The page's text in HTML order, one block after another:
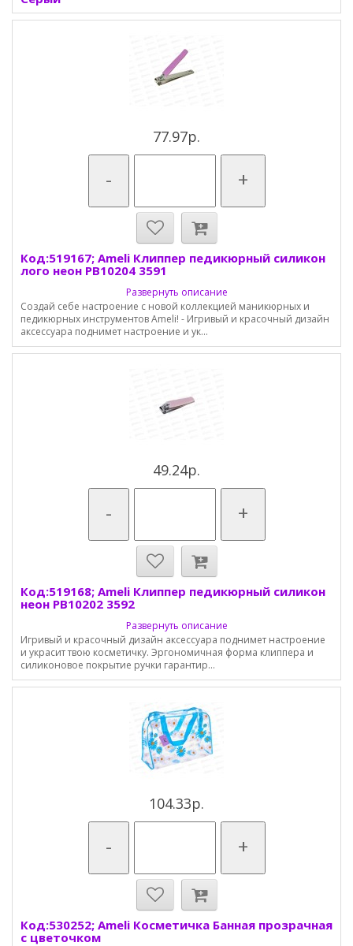
77.97р.
- +
Код:519167; Ameli Клиппер педикюрный силикон
лого неон PB10204 3591
Развернуть описание
Создай себе настроение с новой коллекцией маникюрных и
педикюрных инструментов Ameli! - Игривый и красочный дизайн
аксессуара поднимет настроение и ук...
49.24р.
- +
Код:519168; Ameli Клиппер педикюрный силикон
неон PB10202 3592
Развернуть описание
Игривый и красочный дизайн аксессуара поднимет настроение
и украсит твою косметичку. Эргономичная форма клиппера и
силиконовое покрытие ручки гарантир...
104.33р.
- +
Код:530252; Ameli Косметичка Банная прозрачная
с цветочком